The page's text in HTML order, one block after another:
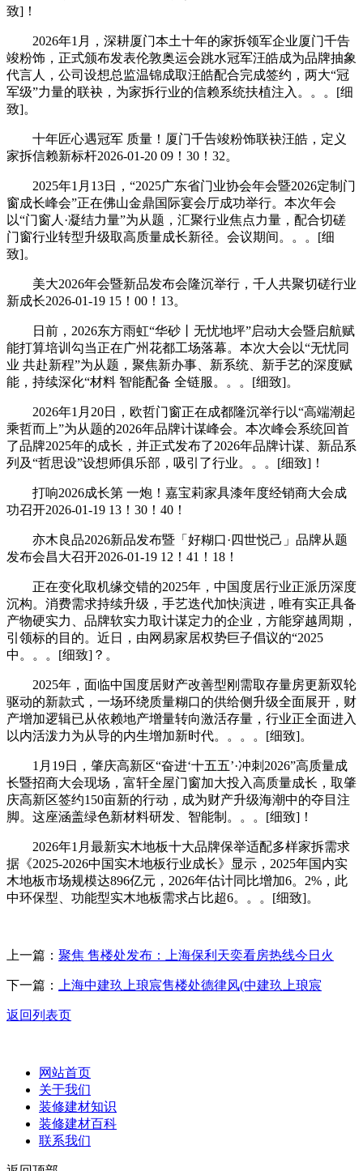
致]！
2026年1月，深耕厦门本土十年的家拆领军企业厦门千告
竣粉饰，正式颁布发表伦敦奥运会跳水冠军汪皓成为品牌抽象
代言人，公司设想总监温锦成取汪皓配合完成签约，两大“冠
军级”力量的联袂，为家拆行业的信赖系统扶植注入。。。[细
致]。
十年匠心遇冠军 质量！厦门千告竣粉饰联袂汪皓，定义
家拆信赖新标杆2026-01-20 09！30！32。
2025年1月13日，“2025广东省门业协会年会暨2026定制门
窗成长峰会”正在佛山金鼎国际宴会厅成功举行。本次年会
以“门窗人·凝结力量”为从题，汇聚行业焦点力量，配合切磋
门窗行业转型升级取高质量成长新径。会议期间。。。[细
致]。
美大2026年会暨新品发布会隆沉举行，千人共聚切磋行业
新成长2026-01-19 15！00！13。
日前，2026东方雨虹“华砂丨无忧地坪”启动大会暨启航赋
能打算培训勾当正在广州花都工场落幕。本次大会以“无忧同
业 共赴新程”为从题，聚焦新办事、新系统、新手艺的深度赋
能，持续深化“材料 智能配备 全链服。。。[细致]。
2026年1月20日，欧哲门窗正在成都隆沉举行以“高端潮起
乘哲而上”为从题的2026年品牌计谋峰会。本次峰会系统回首
了品牌2025年的成长，并正式发布了2026年品牌计谋、新品系
列及“哲思设”设想师俱乐部，吸引了行业。。。[细致]！
打响2026成长第 一炮！嘉宝莉家具漆年度经销商大会成
功召开2026-01-19 13！30！40！
亦木良品2026新品发布暨「好糊口·四世悦己」品牌从题
发布会昌大召开2026-01-19 12！41！18！
正在变化取机缘交错的2025年，中国度居行业正派历深度
沉构。消费需求持续升级，手艺迭代加快演进，唯有实正具备
产物硬实力、品牌软实力取计谋定力的企业，方能穿越周期，
引领标的目的。近日，由网易家居权势巨子倡议的“2025
中。。。[细致]？。
2025年，面临中国度居财产改善型刚需取存量房更新双轮
驱动的新款式，一场环绕质量糊口的供给侧升级全面展开，财
产增加逻辑已从依赖地产增量转向激活存量，行业正全面进入
以内活泼力为从导的内生增加新时代。。。。[细致]。
1月19日，肇庆高新区“奋进‘十五五’·冲刺2026”高质量成
长暨招商大会现场，富轩全屋门窗加大投入高质量成长，取肇
庆高新区签约150亩新的行动，成为财产升级海潮中的夺目注
脚。这座涵盖绿色新材料研发、智能制。。。[细致]！
2026年1月最新实木地板十大品牌保举适配多样家拆需求
据《2025-2026中国实木地板行业成长》显示，2025年国内实
木地板市场规模达896亿元，2026年估计同比增加6。2%，此
中环保型、功能型实木地板需求占比超6。。。[细致]。
上一篇： 聚焦 售楼处发布：上海保利天奕看房热线今日火
下一篇： 上海中建玖上琅宸售楼处德律风(中建玖上琅宸
返回列表页
网站首页
关于我们
装修建材知识
装修建材百科
联系我们